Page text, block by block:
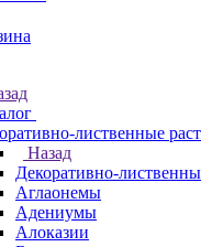
лиственные
Назад
Декоративно-
Аглаонемы
Адениумы
Алоказии